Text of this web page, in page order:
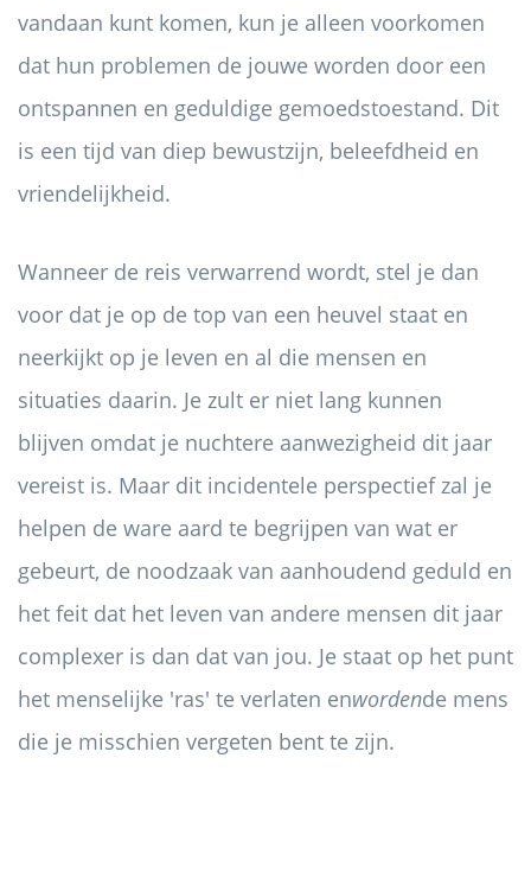
vandaan kunt komen, kun je alleen voorkomen
dat hun problemen de jouwe worden door een
ontspannen en geduldige gemoedstoestand. Dit
is een tijd van diep bewustzijn, beleefdheid en
vriendelijkheid.
Wanneer de reis verwarrend wordt, stel je dan
voor dat je op de top van een heuvel staat en
neerkijkt op je leven en al die mensen en
situaties daarin. Je zult er niet lang kunnen
blijven omdat je nuchtere aanwezigheid dit jaar
vereist is. Maar dit incidentele perspectief zal je
helpen de ware aard te begrijpen van wat er
gebeurt, de noodzaak van aanhoudend geduld en
het feit dat het leven van andere mensen dit jaar
complexer is dan dat van jou. Je staat op het punt
het menselijke 'ras' te verlaten enwordende mens
die je misschien vergeten bent te zijn.